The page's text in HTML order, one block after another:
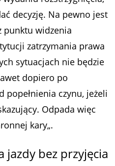
decyzję. Na pewno jest
punktu widzenia
zatrzymania prawa
sytuacjach nie będzie
dopiero po
popełnienia czynu, jeżeli
Odpada więc
kary„.
jazdy bez przyjęcia